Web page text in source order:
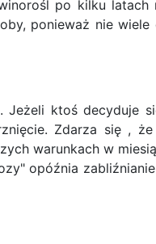
po kilku
ponieważ nie
ktoś decyduje
Zdarza się ,
warunkach w
opóźnia